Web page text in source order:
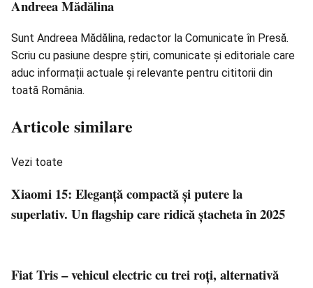
Andreea Mădălina
Sunt Andreea Mădălina, redactor la Comunicate în Presă.
Scriu cu pasiune despre știri, comunicate și editoriale care
aduc informații actuale și relevante pentru cititorii din
toată România.
Articole similare
Vezi toate
Xiaomi 15: Eleganță compactă și putere la
superlativ. Un flagship care ridică ștacheta în 2025
Fiat Tris – vehicul electric cu trei roți, alternativă